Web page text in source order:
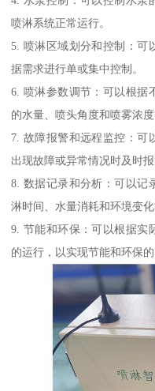
喷淋系统正常运行。
5. 喷淋区域划分和控制：可
据需求进行单或集中控制。
6. 喷淋参数调节：可以根据
的水量、喷头角度和喷雾浓度
7. 故障报警和远程监控：可
出现故障或异常情况时及时
8. 数据记录和分析：可以记
淋时间、水量消耗和环境变
9. 节能和环保：可以根据实
的运行，以实现节能和环保的